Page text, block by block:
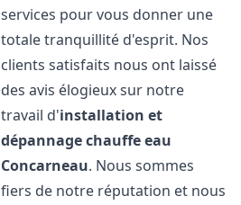
services pour vous donner une
totale tranquillité d'esprit. Nos
clients satisfaits nous ont laissé
des avis élogieux sur notre
travail d'installation et
dépannage chauffe eau
Concarneau. Nous sommes
fiers de notre réputation et nous